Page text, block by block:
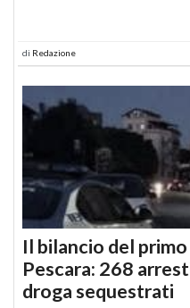
di Redazione
Il bilancio del
Pescara: 268
droga sequestrati